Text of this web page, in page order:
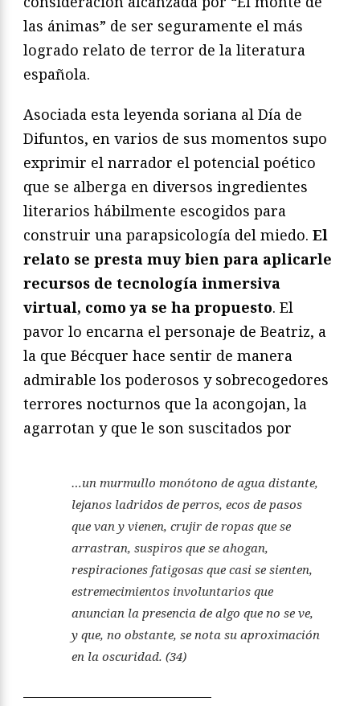
las ánimas” de ser seguramente el más
logrado relato de terror de la literatura
española.
Asociada esta leyenda soriana al Día de
Difuntos, en varios de sus momentos supo
exprimir el narrador el potencial poético
que se alberga en diversos ingredientes
literarios hábilmente escogidos para
construir una parapsicología del miedo. El
relato se presta muy bien para aplicarle
recursos de tecnología inmersiva
virtual, como ya se ha propuesto. El
pavor lo encarna el personaje de Beatriz, a
la que Bécquer hace sentir de manera
admirable los poderosos y sobrecogedores
terrores nocturnos que la acongojan, la
agarrotan y que le son suscitados por
…un murmullo monótono de agua distante,
lejanos ladridos de perros, ecos de pasos
que van y vienen, crujir de ropas que se
arrastran, suspiros que se ahogan,
respiraciones fatigosas que casi se sienten,
estremecimientos involuntarios que
anuncian la presencia de algo que no se ve,
y que, no obstante, se nota su aproximación
en la oscuridad. (34)
—————————————